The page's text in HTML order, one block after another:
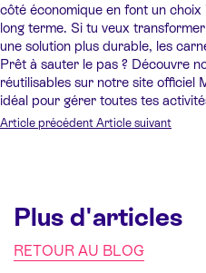
côté économique en font un
long terme. Si tu veux
une solution plus durable, les
Prêt à sauter le pas ? Découvre
réutilisables sur notre site officiel
idéal pour gérer toutes tes
Article précédent Article suivant
Plus d'articles
RETOUR AU BLOG